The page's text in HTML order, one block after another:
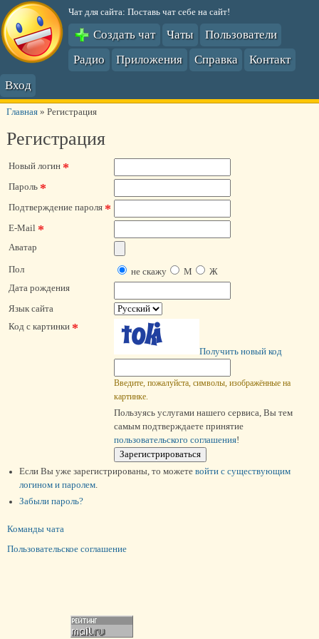
Чат для сайта: Поставь чат себе на сайт!
Создать чат Чаты
Пользователи
Радио
Приложения Справка
Контакт
Вход
Главная» Регистрация
Регистрация
Новый логин *
Пароль *
Подтверждение пароля *
E-Mail *
Аватар
Пол не скажу М
Ж
Дата рождения
Язык сайта
Код с картинки *
Получить новый код
Введите, пожалуйста, символы, изображённые на
картинке.
Пользуясь услугами нашего сервиса, Вы тем
самым подтверждаете принятие
пользовательского соглашения!
Если Вы уже зарегистрированы, то можете войти c существующим
логином и паролем.
Забыли пароль?
Команды чата
Пользовательское соглашение